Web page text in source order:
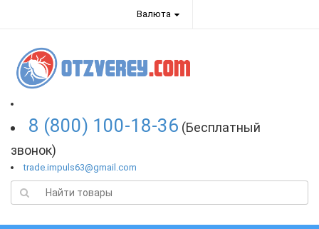
Валюта
8 (800) 100-18-36 (Бесплатный
звонок)
trade.impuls63@gmail.com